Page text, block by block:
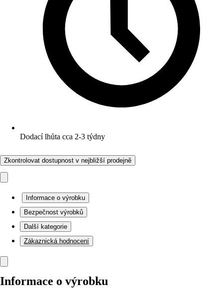
Dodací lhůta cca 2-3 týdny
Zkontrolovat dostupnost v nejbližší prodejně
Informace o výrobku
Bezpečnost výrobků
Další kategorie
Zákaznická hodnocení
Informace o výrobku